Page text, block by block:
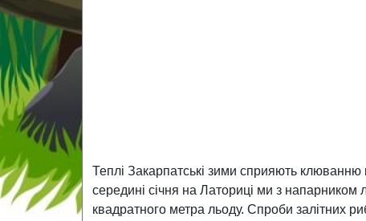
Теплі Закарпатські зими сприяють клюванню
середині січня на Латориці ми з
квадратного метра льоду. Спроби залітних